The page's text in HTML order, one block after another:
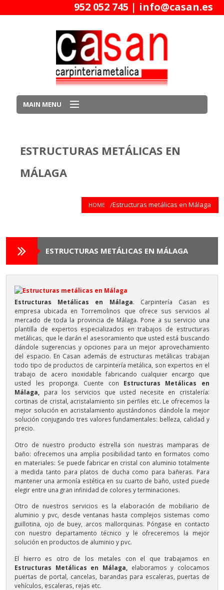
952 052 745 | info@casan.es
MAIN MENU
Quiénes somos
Contacto
ESTRUCTURAS METÁLICAS EN
MÁLAGA
HOME Estructuras metálicas en Málaga
ESTRUCTURAS METÁLICAS EN MÁLAGA
Estructuras Metálicas en Málaga. Carpintería Casan es
empresa ubicada en Torremolinos que ofrece sus servicios al
mercado de toda la provincia de Málaga. Pone a su servicio una
plantilla de expertos especializados en trabajos de estructuras
metálicas, que le darán el asesoramiento que usted está buscando
dándole sugerencias y opciones para un mejor aprovechamiento
del espacio. En Casan además de estructuras metálicas trabajan
todo tipo de productos de carpintería metálica, son expertos en el
trabajo de acero inoxidable fabricando cualquier encargo que
usted les proponga. Cuente con Estructuras Metálicas en
Málaga, para los servicios que usted necesite en cristalería:
cortinas de cristal, acristalamiento sin perfiles etc. Le ofrecemos la
mejor solución en acristalamiento ajustándonos dándole la mejor
solución conjugando tres valores fundamentales: belleza, calidad y
precio.
Otro de nuestro producto estrella son nuestras mamparas de
baño: ofrecemos una amplia posibilidad tanto en formatos como
en materiales: Se puede fabricar en cristal con aluminio totalmente
a medida tanto para platos de ducha como para bañeras. Para
mantener una armonía estética en su cuarto de baño, usted puede
elegir entre una gran infinidad de colores y terminaciones.
Otro de nuestros servicios es la elaboración de mobiliario de
aluminio y pvc, desde ventanas hasta complejos sistemas como
guillotina, ojo de buey, arcos mallorquinas. Póngase en contacto
con nuestro departamento técnico y le ofreceremos la mejor
solución en productos de aluminio y pvc.
El hierro es otro de los metales con el que trabajamos en
Estructuras Metálicas en Málaga, elaboramos y colocamos
puertas de portal, cancelas, barandas para escaleras, puertas de
vehículos, escaleras, rejas etc.